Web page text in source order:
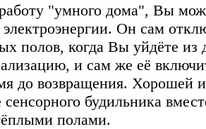
"умного дома", Вы
Он сам
полов, когда Вы уйдёте из
и сам же её
до возвращения. Хорошей
сенсорного будильника
полами.